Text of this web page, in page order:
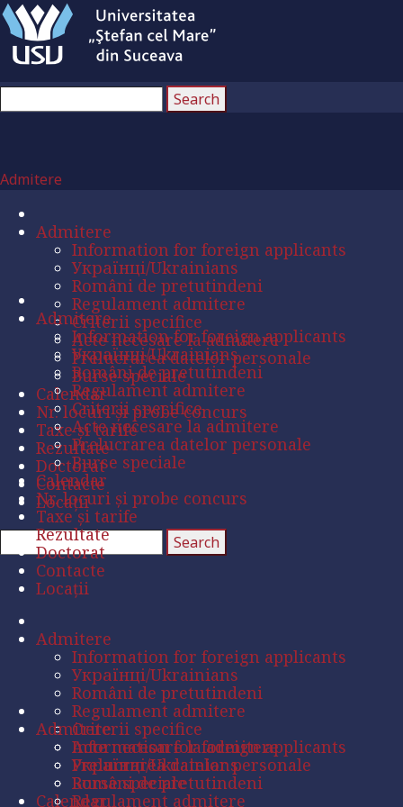
Admitere
Admitere
Information for foreign applicants
Українці/Ukrainians
Români de pretutindeni
Regulament admitere
Criterii specifice
Acte necesare la admitere
Prelucrarea datelor personale
Burse speciale
Calendar
Nr. locuri și probe concurs
Taxe și tarife
Rezultate
Doctorat
Contacte
Locații
Admitere
Information for foreign applicants
Українці/Ukrainians
Români de pretutindeni
Regulament admitere
Criterii specifice
Acte necesare la admitere
Prelucrarea datelor personale
Burse speciale
Calendar
Nr. locuri și probe concurs
Taxe și tarife
Rezultate
Doctorat
Contacte
Locații
Admitere
Information for foreign applicants
Українці/Ukrainians
Români de pretutindeni
Regulament admitere
Criterii specifice
Acte necesare la admitere
Prelucrarea datelor personale
Burse speciale
Calendar
Admitere
Information for foreign applicants
Українці/Ukrainians
Români de pretutindeni
Regulament admitere